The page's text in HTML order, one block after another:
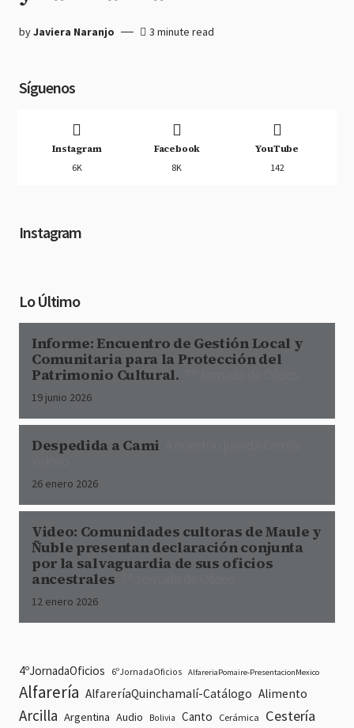
byJaviera Naranjo 3 minute read
Síguenos
Instagram
6K
Facebook
8K
YouTube
142
Instagram
Lo Último
Informe: Encuentro de Gestión Local y
Comunitaria para la Protección del
Patrimonio Cultural.
19 junio 2026
Despedida a Cami
26 enero 2026
Video: Comunidades cultoras de Maule y
Ñuble presentan declaración conjunta
por la salvaguardia de sus oficios
ancestrales
12 enero 2026
4ºJornadaOficios 6ºJornadaOficios AlfareriaPomaire-PresentacionMexico
Alfarería AlfareríaQuinchamalí-Catálogo Alimento
Arcilla Argentina Audio Bolivia Canto Cerámica Cestería